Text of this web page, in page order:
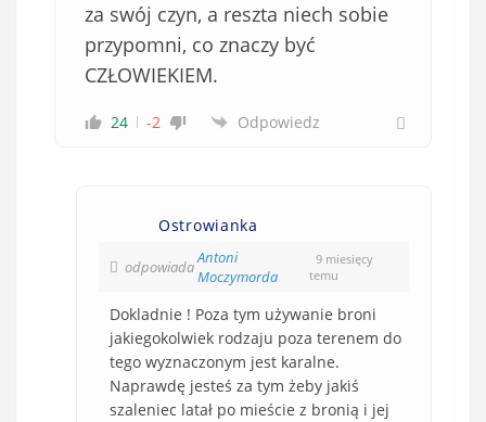
za swój czyn, a reszta niech sobie
przypomni, co znaczy być
CZŁOWIEKIEM.
24 -2 Odpowiedz
Ostrowianka
odpowiadaAntoni
Moczymorda
9 miesięcy
temu
Dokladnie ! Poza tym używanie broni
jakiegokolwiek rodzaju poza terenem do
tego wyznaczonym jest karalne.
Naprawdę jesteś za tym żeby jakiś
szaleniec latał po mieście z bronią i jej